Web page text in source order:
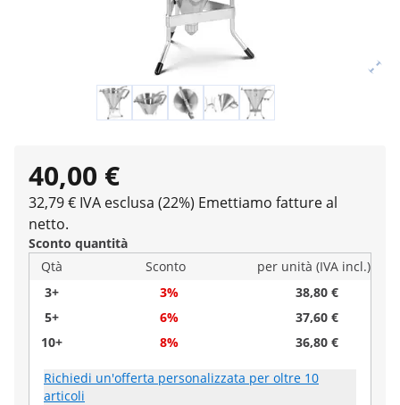
40,00 €
32,79 € IVA esclusa (22%) Emettiamo fatture al
netto.
Sconto quantità
Qtà
Sconto
per unità (IVA incl.)
3+
3%
38,80 €
5+
6%
37,60 €
10+
8% 36,80 €
Richiedi un'offerta personalizzata per oltre 10
articoli